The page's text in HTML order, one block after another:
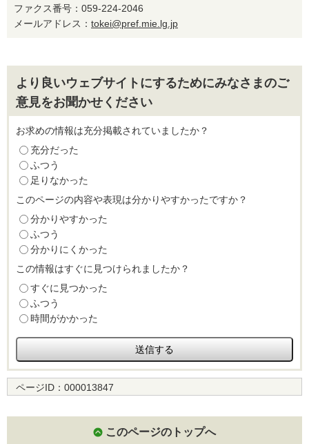
ファクス番号：059-224-2046
メールアドレス： tokei@pref.mie.lg.jp
より良いウェブサイトにするためにみなさまのご
意見をお聞かせください
お求めの情報は充分掲載されていましたか？
充分だった
ふつう
足りなかった
このページの内容や表現は分かりやすかったですか？
分かりやすかった
ふつう
分かりにくかった
この情報はすぐに見つけられましたか？
すぐに見つかった
ふつう
時間がかかった
ページID： 000013847
このページのトップへ